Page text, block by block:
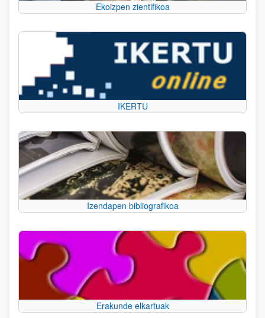
Ekoizpen zientifikoa
IKERTU
Izendapen bibliografikoa
Erakunde elkartuak